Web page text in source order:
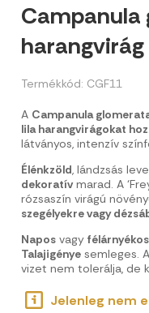
Campanula
harangvirág
Termékkód: CGF11
A Campanula glomerata
lila harangvirágokat hoz
látványos, intenzív
Élénkzöld, lándzsás
dekoratívmarad. A
rózsaszín virágú
szegélyekre vagy
Napos vagy félárnyékos
Talajigénye semleges.
vizet nem tolerálja, de
Jelenleg nem